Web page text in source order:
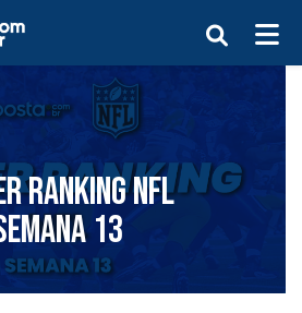
RANKING NFL
13